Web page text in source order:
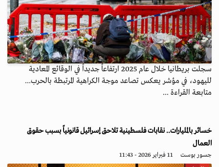
سجلت بريطانيا خلال عام 2025 ارتفاعاً جديداً في الوقائع المعادية
لليهود، في مؤشر يعكس تصاعد موجة الكراهية المرتبطة بالحرب...
متابعة القراءة ...
خسائر بالمليارات.. نقابات فلسطينية تلاحق إسرائيل قانونياً بسبب حقوق
العمال
جسور بوست 11 فبراير 2026 - 11:43